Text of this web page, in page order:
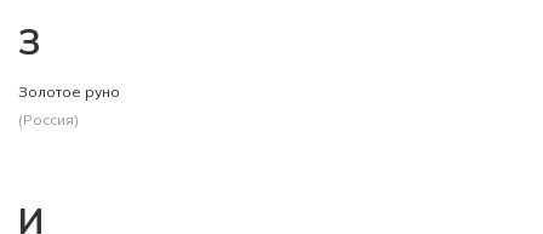
З
Золотое руно
(Россия)
И